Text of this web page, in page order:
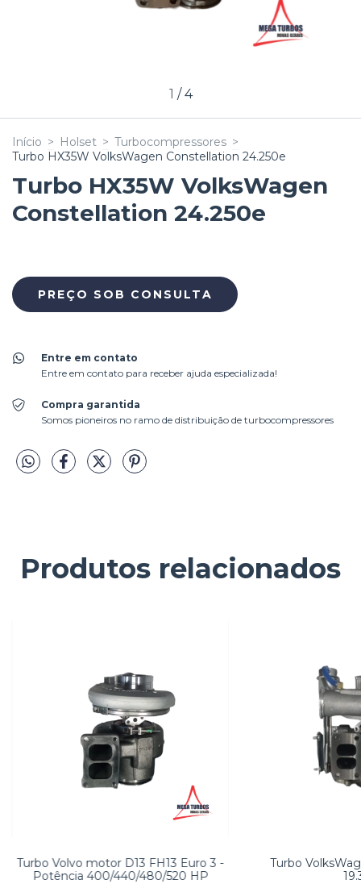
1 /4
Início > Holset > Turbocompressores >
Turbo HX35W VolksWagen Constellation 24.250e
Turbo HX35W VolksWagen
Constellation 24.250e
Entre em contato
Entre em contato para receber ajuda especializada!
Compra garantida
Somos pioneiros no ramo de distribuição de turbocompressores
Produtos relacionados
Turbo Volvo motor D13 FH13 Euro 3 -
Potência 400/440/480/520 HP
Turbo